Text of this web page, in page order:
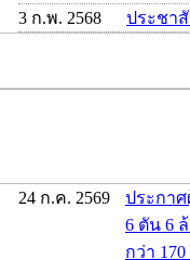
3 ก.พ. 2568
ประชา
24 ก.ค. 2569
ประกา
6 ตัน 6
กว่า